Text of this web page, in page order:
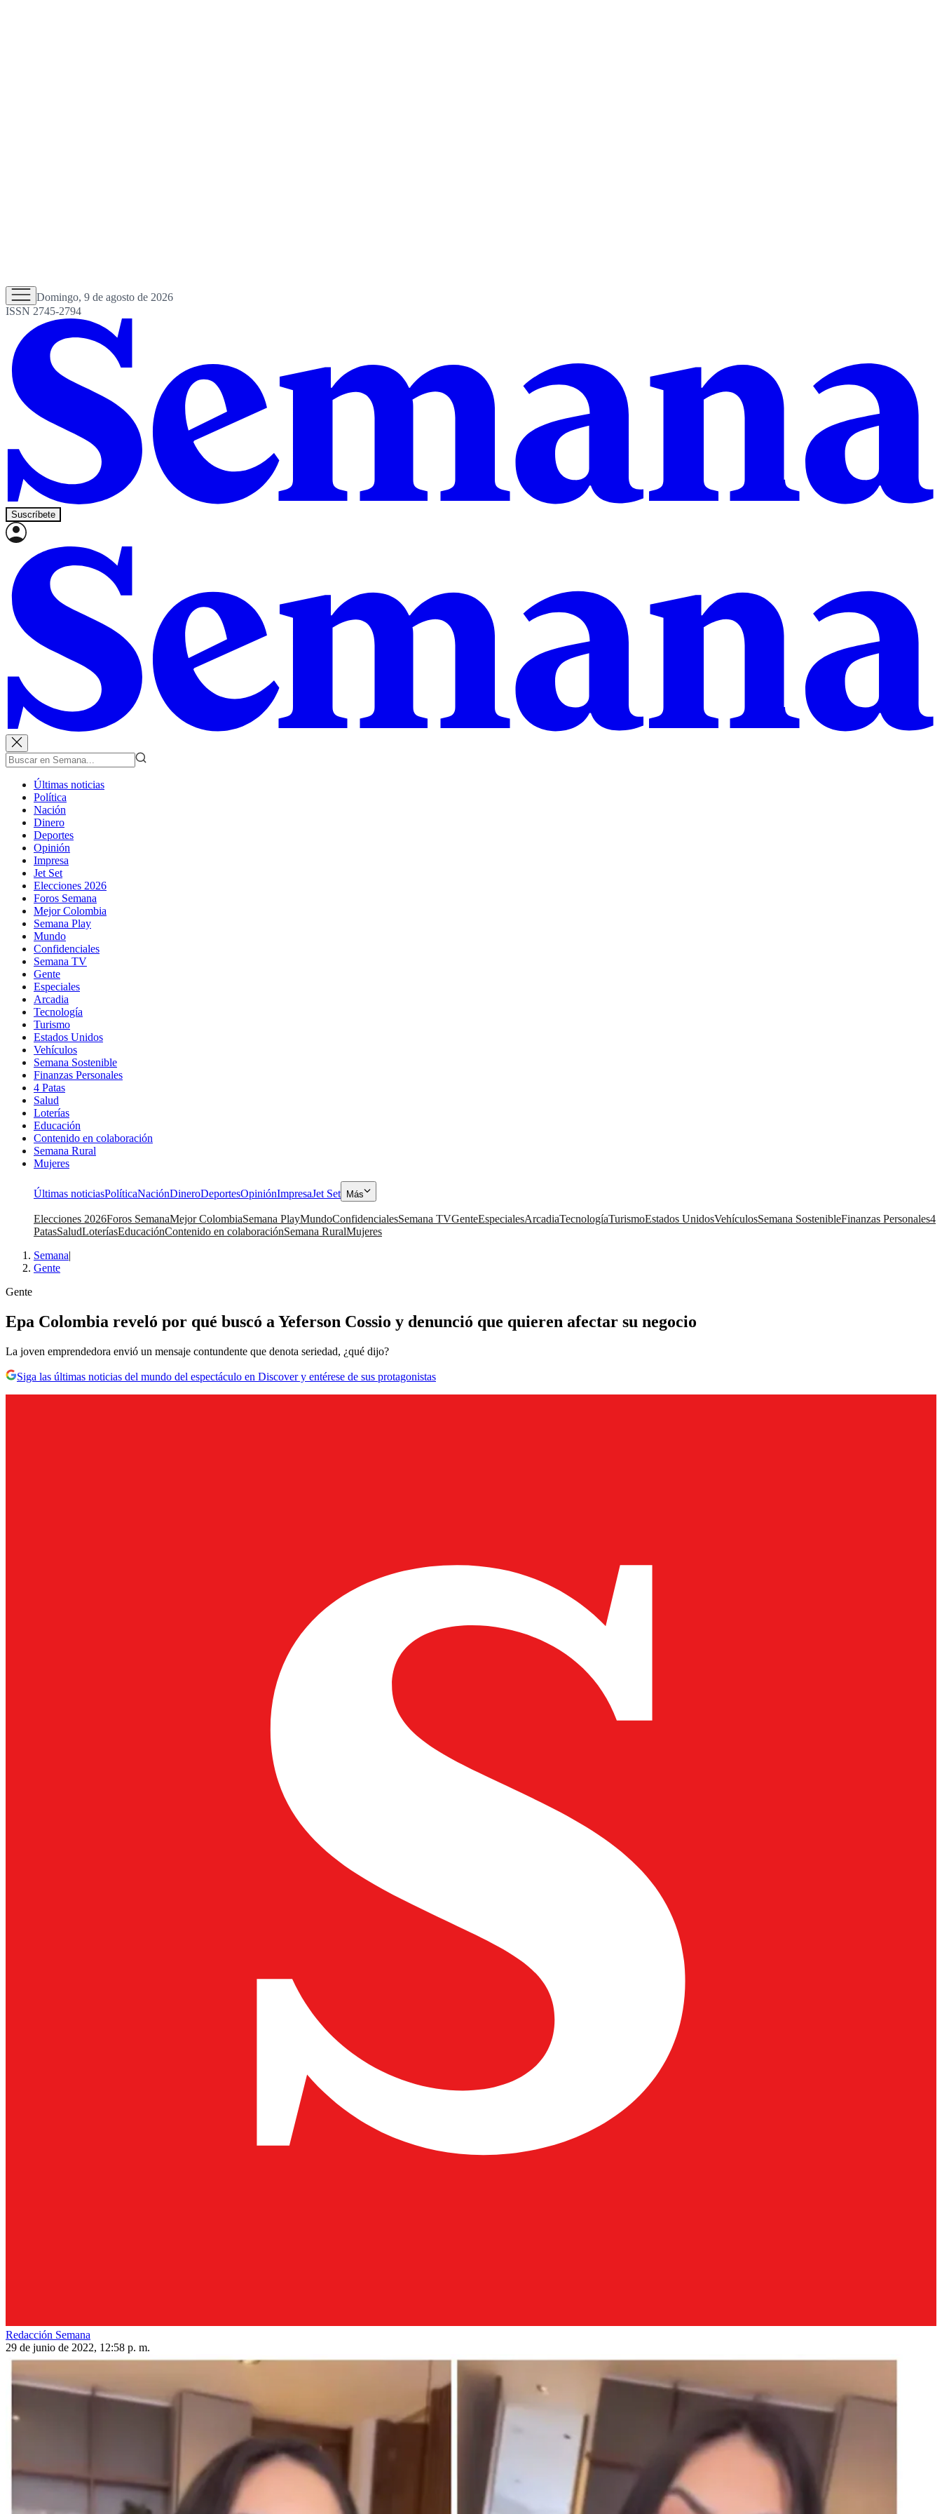
Domingo, 9 de agosto de 2026
ISSN 2745-2794
Suscríbete
Últimas noticias
Política
Nación
Dinero
Deportes
Opinión
Impresa
Jet Set
Elecciones 2026
Foros Semana
Mejor Colombia
Semana Play
Mundo
Confidenciales
Semana TV
Gente
Especiales
Arcadia
Tecnología
Turismo
Estados Unidos
Vehículos
Semana Sostenible
Finanzas Personales
4 Patas
Salud
Loterías
Educación
Contenido en colaboración
Semana Rural
Mujeres
Últimas noticiasPolíticaNaciónDineroDeportesOpiniónImpresaJet Set Más
Elecciones 2026Foros SemanaMejor ColombiaSemana PlayMundoConfidencialesSemana TVGenteEspecialesArcadiaTecnologíaTurismoEstados UnidosVehículosSemana SostenibleFinanzas Personales4
PatasSaludLoteríasEducaciónContenido en colaboraciónSemana RuralMujeres
Semana|
Gente
Gente
Epa Colombia reveló por qué buscó a Yeferson Cossio y denunció que quieren afectar su negocio
La joven emprendedora envió un mensaje contundente que denota seriedad, ¿qué dijo?
Siga las últimas noticias del mundo del espectáculo en Discover y entérese de sus protagonistas
Redacción Semana
29 de junio de 2022, 12:58 p. m.